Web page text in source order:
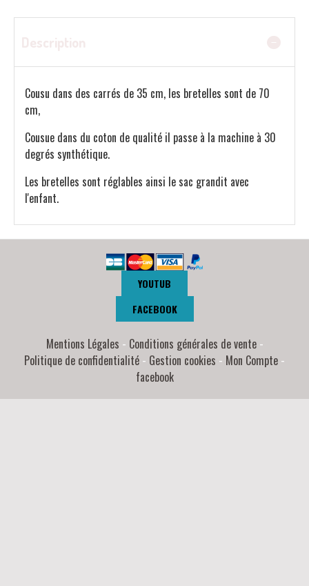
Cousu dans des carrés de 35 cm, les bretelles sont de 70
cm,
Cousue dans du coton de qualité il passe à la machine à 30
degrés synthétique.
Les bretelles sont réglables ainsi le sac grandit avec
l'enfant.
YOUTUB
FACEBOOK
Mentions Légales
Conditions générales de vente
Politique de confidentialité
Gestion cookies
Mon Compte
facebook